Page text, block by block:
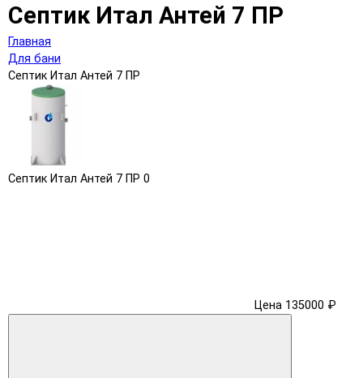
Септик Итал Антей 7 ПР
Главная
Для бани
Септик Итал Антей 7 ПР
Септик Итал Антей 7 ПР 0
Цена 135000 ₽